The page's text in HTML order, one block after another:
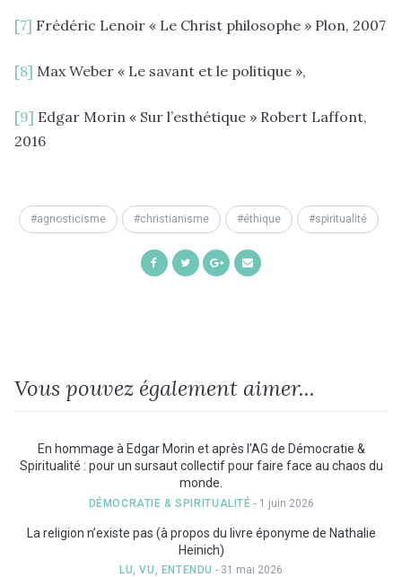
[7] Frédéric Lenoir « Le Christ philosophe » Plon, 2007
[8] Max Weber « Le savant et le politique »,
[9] Edgar Morin « Sur l’esthétique » Robert Laffont,
2016
agnosticisme christianisme éthique spiritualité
ShareShareShare
Vous pouvez également aimer...
En hommage à Edgar Morin et après l’AG de Démocratie &
Spiritualité : pour un sursaut collectif pour faire face au chaos du
monde.
DÉMOCRATIE & SPIRITUALITÉ - 1 juin 2026
La religion n’existe pas (à propos du livre éponyme de Nathalie
Heinich)
LU, VU, ENTENDU - 31 mai 2026